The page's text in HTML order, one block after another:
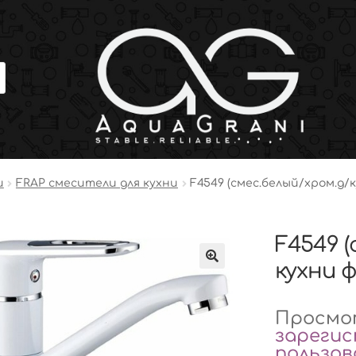
FRAP смесители для кухни F4549 (смес.белый/хром.д/
F4549
кухни